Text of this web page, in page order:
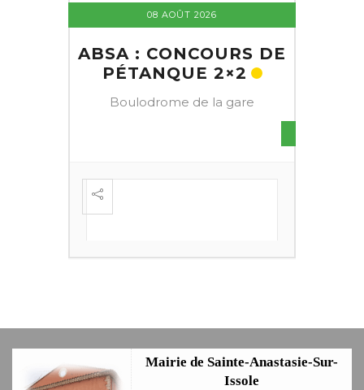
08 AOÛT 2026
ABSA : CONCOURS DE
PÉTANQUE 2×2
Boulodrome de la gare
Mairie de Sainte-Anastasie-Sur-
Issole